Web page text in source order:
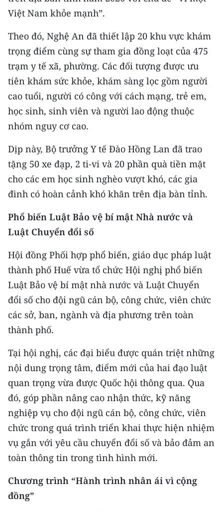
ENGLISH
中文
FRANÇAIS
РУССКИЙ
ESPAÑOL
한국어
Việt Nam khỏe mạnh”.
Theo đó, Nghệ An đã thiết lập 20 khu vực khám
trọng điểm cùng sự tham gia đồng loạt của 475
trạm y tế xã, phường. Các đối tượng được ưu
tiên khám sức khỏe, khám sàng lọc gồm người
cao tuổi, người có công với cách mạng, trẻ em,
học sinh, sinh viên và người lao động thuộc
nhóm nguy cơ cao.
Dịp này, Bộ trưởng Y tế Đào Hồng Lan đã trao
tặng 50 xe đạp, 2 ti-vi và 20 phần quà tiền mặt
cho các em học sinh nghèo vượt khó, các gia
đình có hoàn cảnh khó khăn trên địa bàn tỉnh.
Phổ biến Luật Bảo vệ bí mật Nhà nước và
Luật Chuyển đổi số
Hội đồng Phối hợp phổ biến, giáo dục pháp luật
thành phố Huế vừa tổ chức Hội nghị phổ biến
Luật Bảo vệ bí mật nhà nước và Luật Chuyển
đổi số cho đội ngũ cán bộ, công chức, viên chức
các sở, ban, ngành và địa phương trên toàn
thành phố.
Tại hội nghị, các đại biểu được quán triệt những
nội dung trọng tâm, điểm mới của hai đạo luật
quan trọng vừa được Quốc hội thông qua. Qua
đó, góp phần nâng cao nhận thức, kỹ năng
nghiệp vụ cho đội ngũ cán bộ, công chức, viên
chức trong quá trình triển khai thực hiện nhiệm
vụ gắn với yêu cầu chuyển đổi số và bảo đảm an
toàn thông tin trong tình hình mới.
Chương trình “Hành trình nhân ái vì cộng
đồng”